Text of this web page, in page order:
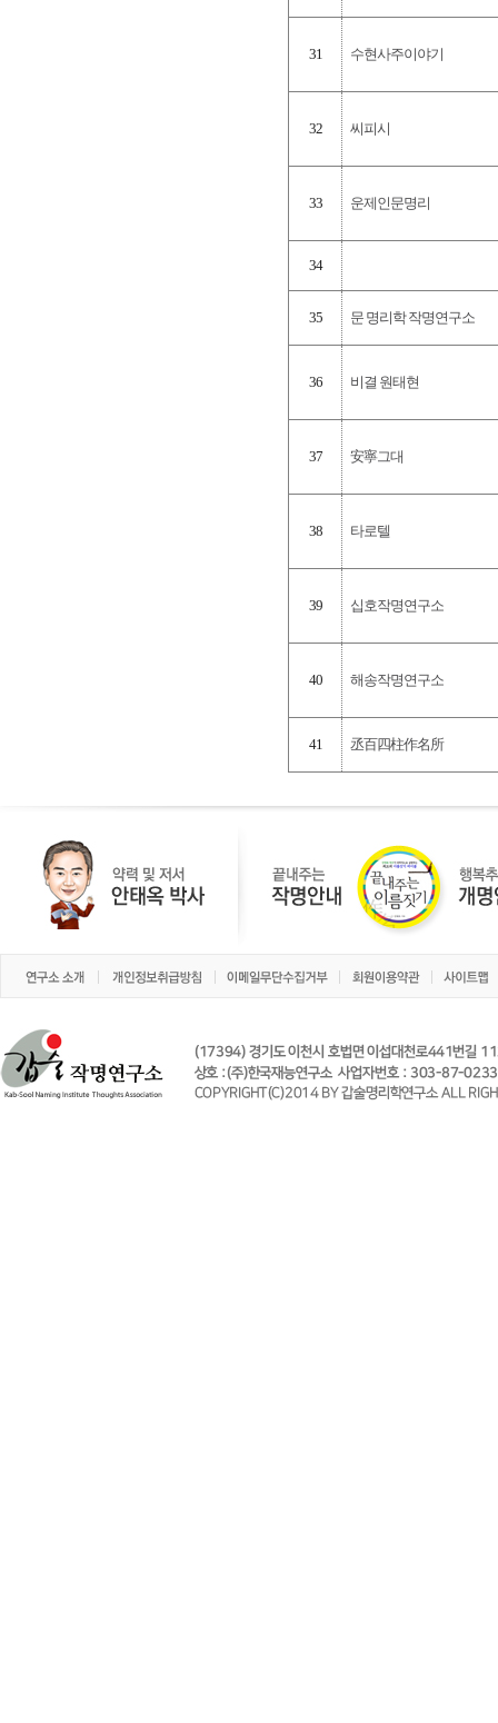
31 수현사주이야기
32 씨피시
33 운제인문명리
34
35 문 명리학 작명연구소
36 비결 원태현
37 安寧그대
38 타로텔
39 십호작명연구소
40 해송작명연구소
41 丞百四柱作名所